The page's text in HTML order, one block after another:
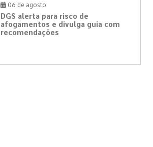
06 de agosto
DGS alerta para risco de
afogamentos e divulga guia com
recomendações